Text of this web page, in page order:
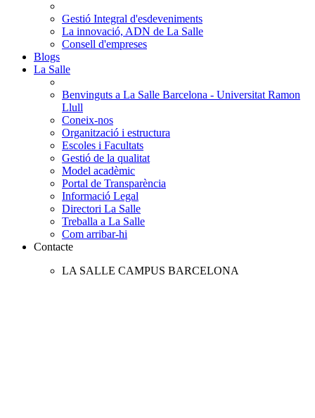
Gestió Integral d'esdeveniments
La innovació, ADN de La Salle
Consell d'empreses
Blogs
La Salle
Benvinguts a La Salle Barcelona - Universitat Ramon
Llull
Coneix-nos
Organització i estructura
Escoles i Facultats
Gestió de la qualitat
Model acadèmic
Portal de Transparència
Informació Legal
Directori La Salle
Treballa a La Salle
Com arribar-hi
Contacte
LA SALLE CAMPUS BARCELONA